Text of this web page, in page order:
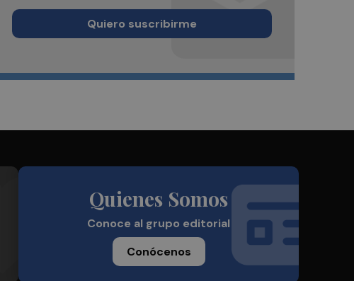
Quiero suscribirme
Quienes Somos
Conoce al grupo editorial
Conócenos